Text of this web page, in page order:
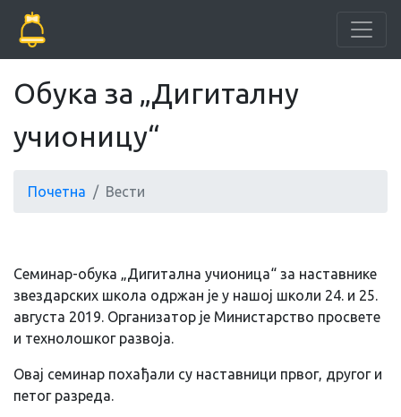
Обука за „Дигиталну
учионицу“
Почетна Вести
Семинар-обука „Дигитална учионица“ за наставнике
звездарских школа одржан је у нашој школи 24. и 25.
августа 2019. Организатор је Министарство просвете
и технолошког развоја.
Овај семинар похађали су наставници првог, другог и
петог разреда.